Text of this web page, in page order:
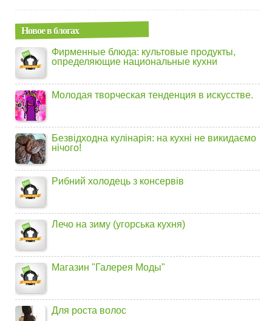
Новое в блогах
Фирменные блюда: культовые продукты,
определяющие национальные кухни
Молодая творческая тенденция в искусстве.
Безвідходна кулінарія: на кухні не викидаємо
нічого!
Рибний холодець з консервів
Лечо на зиму (угорська кухня)
Магазин "Галерея Моды"
Для роста волос